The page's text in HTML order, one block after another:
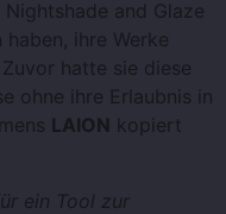
and Glaze
ihre Werke
hatte sie diese
ohne ihre Erlaubnis in
LAION kopiert
ein Tool zur